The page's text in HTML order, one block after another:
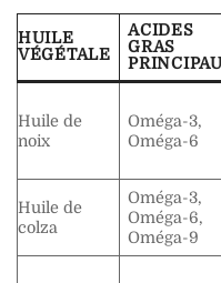
HUILE
VÉGÉTALE
ACIDES
GRAS
Huile de
noix
Oméga-3,
Oméga-6
Huile de
colza
Oméga-3,
Oméga-6,
Oméga-9